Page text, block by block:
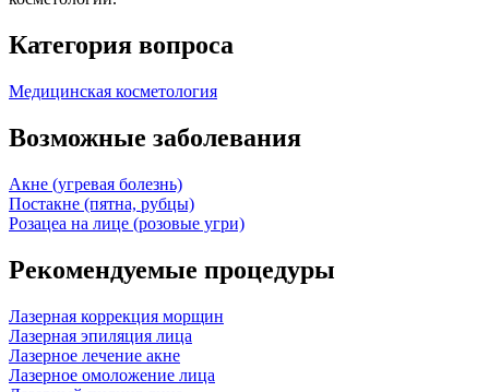
Категория вопроса
Медицинская косметология
Возможные заболевания
Акне (угревая болезнь)
Постакне (пятна, рубцы)
Розацеа на лице (розовые угри)
Рекомендуемые процедуры
Лазерная коррекция морщин
Лазерная эпиляция лица
Лазерное лечение акне
Лазерное омоложение лица